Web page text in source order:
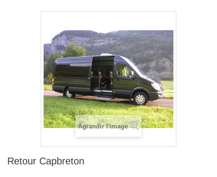
Agrandir l'image
Retour Capbreton